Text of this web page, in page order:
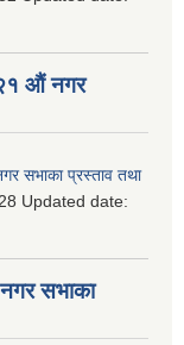
औं नगर
सभाका प्रस्ताव तथा
Updated date:
सभाका